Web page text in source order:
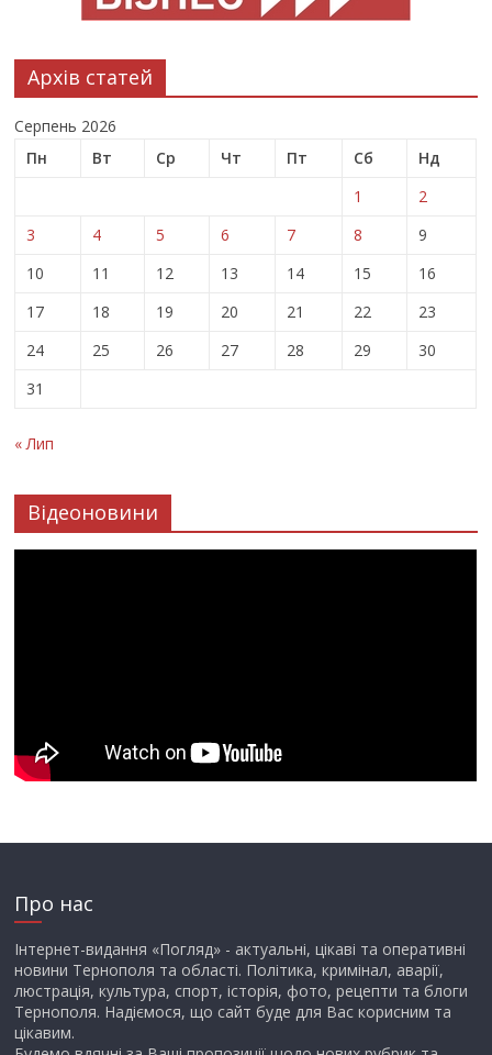
Архів статей
Серпень 2026
Пн
Вт Ср Чт Пт Сб
Нд
1
2
3
4 5 6 7 8
9
10
11 12 13 14 15
16
17
18 19 20 21 22
23
24
25 26 27 28 29
30
31
« Лип
Відеоновини
Про нас
Інтернет-видання «Погляд» - актуальні, цікаві та оперативні
новини Тернополя та області. Політика, кримінал, аварії,
люстрація, культура, спорт, історія, фото, рецепти та блоги
Тернополя. Надіємося, що сайт буде для Вас корисним та
цікавим.